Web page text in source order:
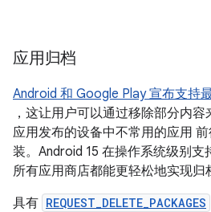
应用归档
Android 和 Google Play 宣布支持
，这让用户可以通过移除部分内
应用发布的设备中不常用的应用
装。Android 15 在操作系统级别支
所有应用商店都能更轻松地实现归
具有 REQUEST_DELETE_PACKAGES